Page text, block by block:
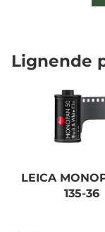
Lignende
LEICA
135-36